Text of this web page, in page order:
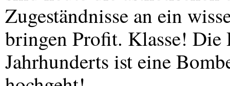
Zugeständnisse an ein
bringen Profit. Klasse! Die
Jahrhunderts ist eine